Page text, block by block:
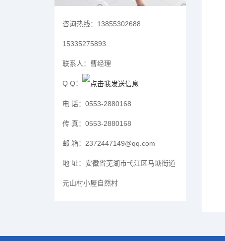
咨询热线： 13855302688
15335275893
联系人： 曹经理
Q Q：
电 话： 0553-2880168
传 真： 0553-2880168
邮 箱： 2372447149@qq.com
地 址： 安徽省芜湖市弋江区马塘街道
元山村小屋自然村